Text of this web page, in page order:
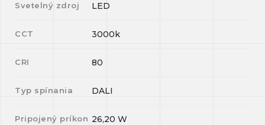
Svetelný zdroj LED
CCT 3000k
CRI 80
Typ spínania DALI
Pripojený príkon 26,20 W